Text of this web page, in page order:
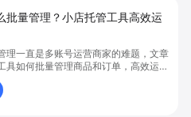
批量管理？小店托管工具高效运
理一直是多账号运营商家的难题，文章
具如何批量管理商品和订单，高效运营
。通过智能同步、AI运营托管和丰富营
升门店管理效率。点击了解微信小店批
管的实用方案！